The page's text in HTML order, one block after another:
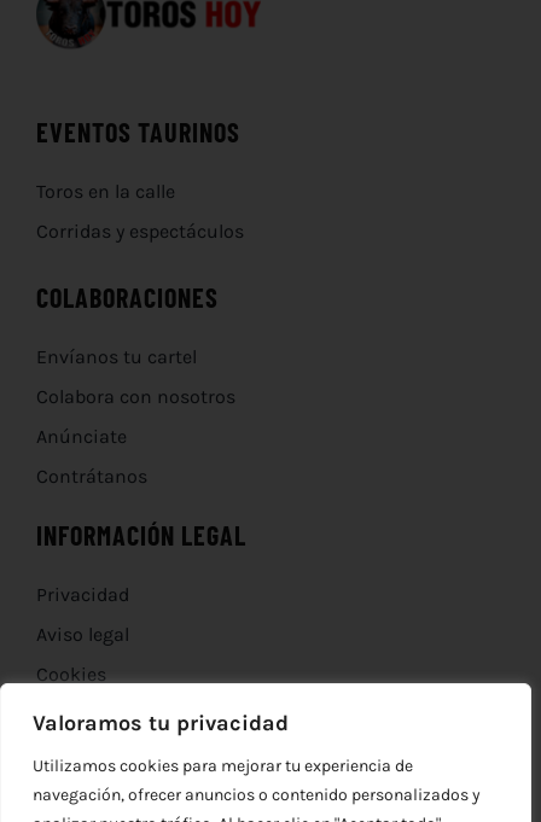
Valoramos tu privacidad
Utilizamos cookies para mejorar tu experiencia de
navegación, ofrecer anuncios o contenido personalizados y
EVENTOS TAURINOS
Toros en la calle
Corridas y espectáculos
COLABORACIONES
Envíanos tu cartel
Colabora con nosotros
Anúnciate
Contrátanos
INFORMACIÓN LEGAL
Privacidad
Aviso legal
Cookies
Devoluciones